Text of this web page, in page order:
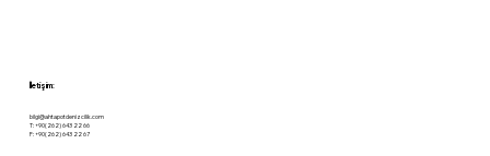
İletişim:
bilgi@ahtapotdenizcilik.com
T: +90(262) 643 22 66
F: +90(262) 643 22 67